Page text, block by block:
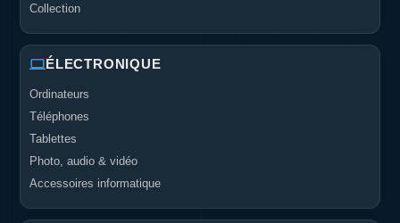
Collection
ÉLECTRONIQUE
Ordinateurs
Téléphones
Tablettes
Photo, audio & vidéo
Accessoires informatique